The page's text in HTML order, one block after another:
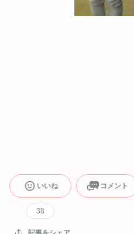
いいね
38
コメント